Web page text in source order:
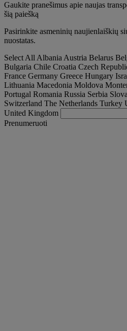
Gaukite pranešimus apie naujas
šią paiešką
Pasirinkite asmeninių naujienlaiškių
nuostatas.
Select AllAlbaniaAustria Belarus
Bulgaria Chile Croatia Czech
France Germany Greece Hungary
Lithuania Macedonia Moldova
Portugal Romania Russia Serbia
Switzerland The Netherlands Turkey
United Kingdom
Prenumeruoti